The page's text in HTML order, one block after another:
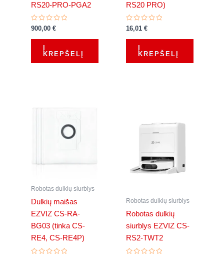
RS20-PRO-PGA2
Įvertinimas:
iš
900,00 €
KREPŠELĮ
RS20 PRO)
Įvertinimas:
iš
16,01 €
KREPŠELĮ
Robotas dulkių siurblys
Dulkių maišas
EZVIZ CS-RA-
BG03 (tinka CS-
RE4, CS-RE4P)
Robotas dulkių siurblys
Robotas dulkių
siurblys EZVIZ CS-
RS2-TWT2